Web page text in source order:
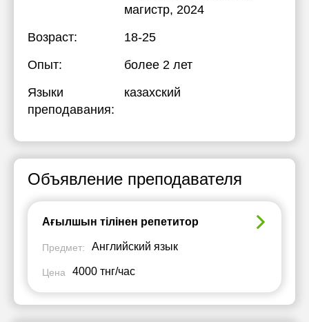
магистр, 2024
Возраст:
18-25
Опыт:
более 2 лет
Языки
преподавания:
казахский
Объявление преподавателя
Ағылшын тілінен репетитор
Предмет: Английский язык
Цена 4000 тнг/час